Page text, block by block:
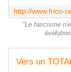
"Le fascisme